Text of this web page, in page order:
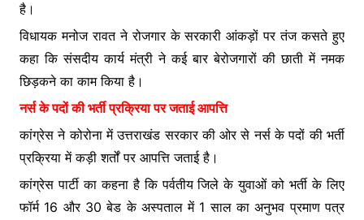
है।
विधायक मनोज रावत ने रोजगार के सरकारी आंकड़ों पर तंज कसते हुए
कहा कि संसदीय कार्य मंत्री ने कई बार बेरोजगारों की छाती में नमक
छिड़कने का काम किया है।
नर्स के पदों की भर्ती प्रक्रिया पर जताई आपत्ति
कांग्रेस ने कोरोना में उत्तराखंड सरकार की ओर से नर्स के पदों की भर्ती
प्रक्रिया में कड़ी शर्तों पर आपत्ति जताई है।
कांग्रेस पार्टी का कहना है कि पर्वतीय जिले के युवाओं को भर्ती के लिए
फॉर्म 16 और 30 बेड के अस्पताल में 1 साल का अनुभव प्रमाण पत्र